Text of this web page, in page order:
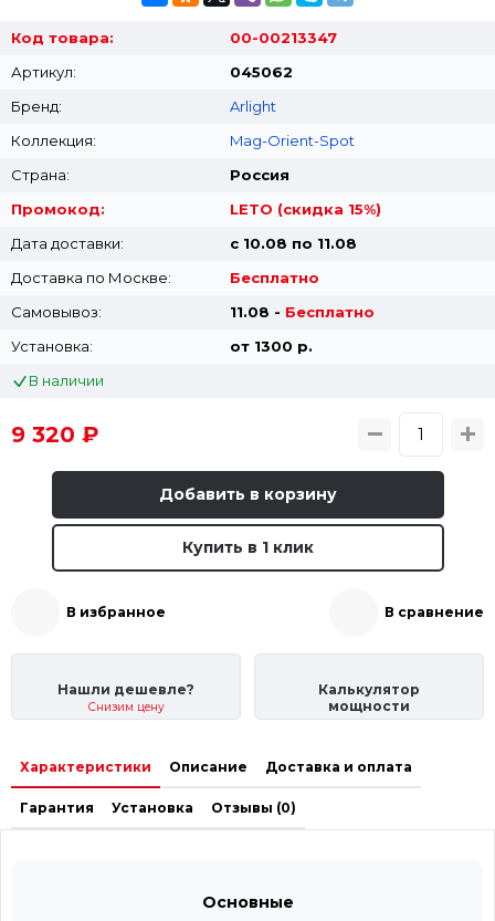
Код товара:
00-00213347
Артикул:
045062
Бренд:
Arlight
Коллекция:
Mag-Orient-Spot
Страна:
Россия
Промокод:
LETO (скидка 15%)
Дата доставки:
с 10.08 по 11.08
Доставка по Москве:
Бесплатно
Самовывоз:
11.08 - Бесплатно
Установка:
от 1300 p.
В наличии
9 320 ₽
Добавить в корзину
Купить в 1 клик
В избранное В сравнение
Нашли дешевле?
Снизим цену
Калькулятор
мощности
Характеристики Описание Доставка и оплата
Гарантия Установка Отзывы (0)
Основные